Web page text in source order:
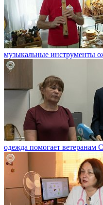
музыкальные инструменты
одежда помогает ветеранам